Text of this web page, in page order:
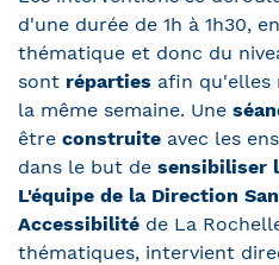
d'une durée de 1h à 1h30,
thématique et donc du
sont réparties afin qu'elles
la même semaine. Une
être construite avec les
dans le but de sensibiliser
L'équipe de la Direction
Accessibilité de La
thématiques, intervient